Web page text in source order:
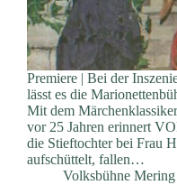
Premiere | Bei der
lässt es die
Mit dem
vor 25 Jahren erinnert
die Stieftochter bei Frau
aufschüttelt, fallen…
Volksbühne Mering